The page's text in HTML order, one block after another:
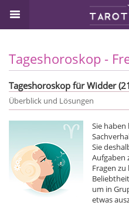
Tageshoroskop -
Tageshoroskop für Widder
Überblick und Lösungen
Sie
Sie
Aufgaben
Fragen
um in
etwas